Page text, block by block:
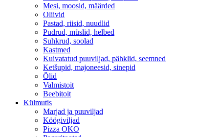
Mesi, moosid, määrded
Oliivid
Pastad, riisid, nuudlid
Pudrud, müslid, helbed
Suhkrud, soolad
Kastmed
Kuivatatud puuviljad, pähklid, seemned
Ketšupid, majoneesid, sinepid
Õlid
Valmistoit
Beebitoit
Külmutis
Marjad ja puuviljad
Köögiviljad
Pizza OKO